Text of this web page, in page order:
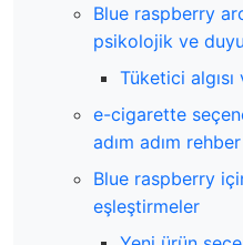
Blue raspberry
psikolojik ve
Tüketici
e-cigarette
adım adım rehber
Blue raspberry
eşleştirmeler